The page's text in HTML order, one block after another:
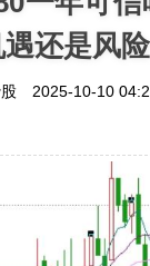
还是风
2025-10-10